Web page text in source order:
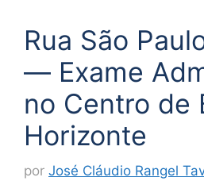
Rua São
— Exame
no Centro de
Horizonte
por José Cláudio Rangel